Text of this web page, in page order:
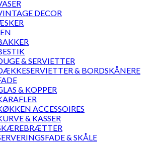
DECOR
& SERVIETTER
& BORDSKÅNERE
& KOPPER
ACCESSOIRES
& KASSER
& SKÅLE